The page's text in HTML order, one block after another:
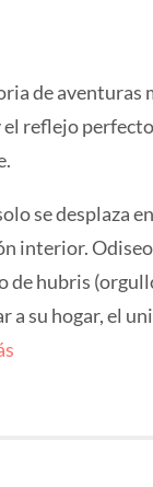
de aventuras
reflejo
se desplaza
interior.
hubris
a su hogar, el